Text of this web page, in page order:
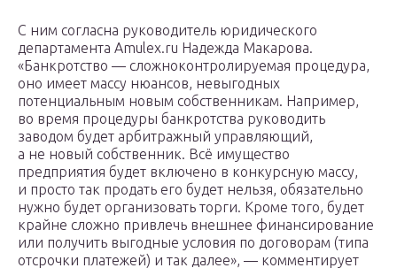
С ним согласна руководитель юридического
департамента Amulex.ru Надежда Макарова.
«Банкротство — сложноконтролируемая процедура,
оно имеет массу нюансов, невыгодных
потенциальным новым собственникам. Например,
во время процедуры банкротства руководить
заводом будет арбитражный управляющий,
а не новый собственник. Всё имущество
предприятия будет включено в конкурсную массу,
и просто так продать его будет нельзя, обязательно
нужно будет организовать торги. Кроме того, будет
крайне сложно привлечь внешнее финансирование
или получить выгодные условия по договорам (типа
отсрочки платежей) и так далее», — комментирует